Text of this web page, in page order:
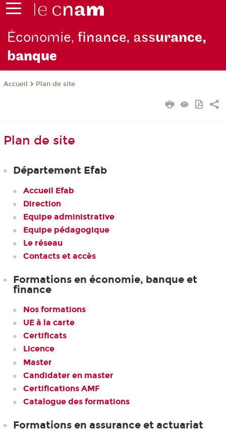
Économie,finance, assurance,
banque
Accueil Plan de site
Plan de site
Département Efab
Accueil Efab
Direction
Equipe administrative
Equipe pédagogique
Le réseau
Contacts et accès
Formations en économie, banque et
finance
Nos formations
UE à la carte
Certificats
Licence
Master
Candidater en master
Certifications AMF
Catalogue des formations
Formations en assurance et actuariat